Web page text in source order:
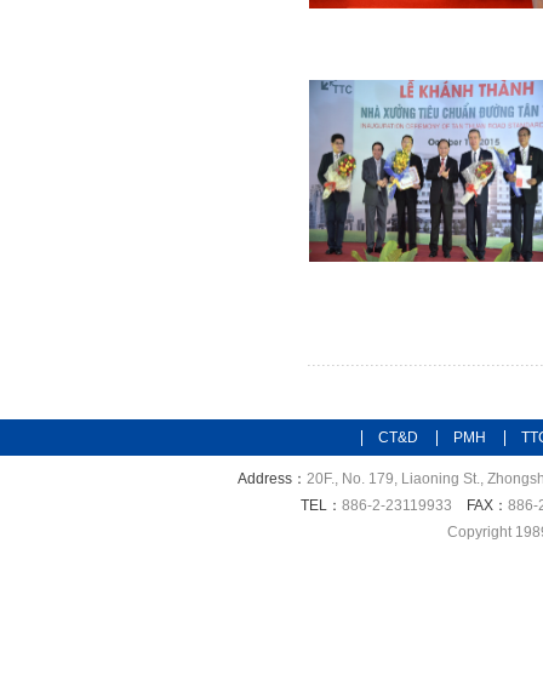
CT&D PMH
Address： 20F., No. 179, Liaoning St.,
TEL： 886-2-23119933 FAX： 886-
Copyright